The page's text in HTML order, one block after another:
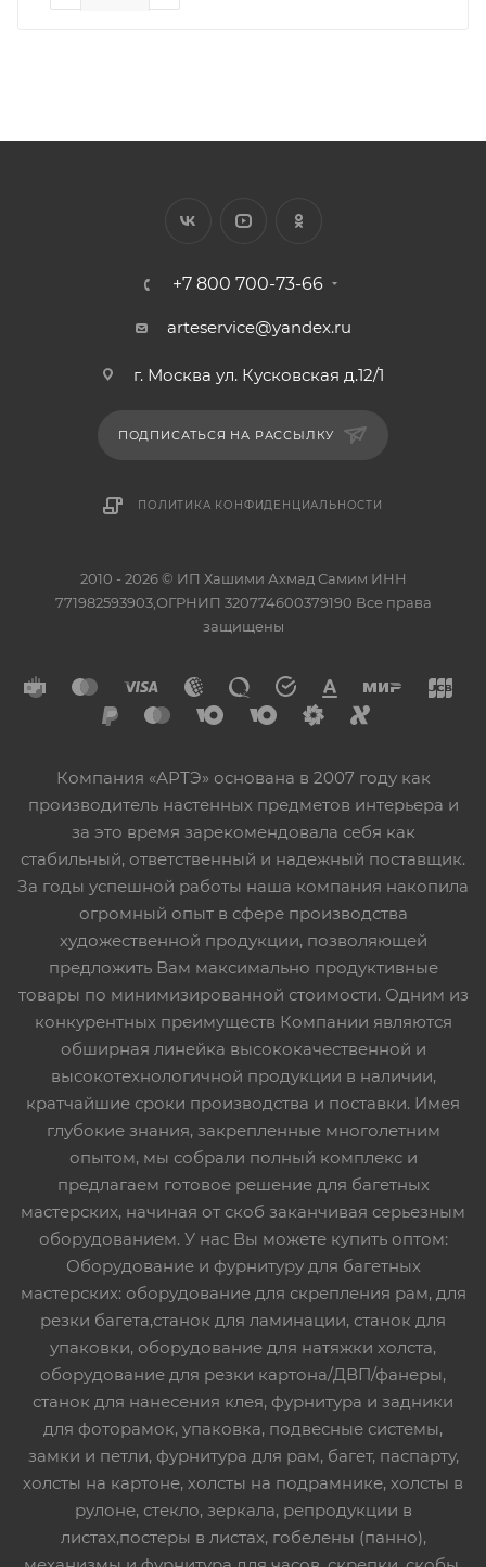
+7 800 700-73-66
arteservice@yandex.ru
г. Москва ул. Кусковская д.12/1
ПОДПИСАТЬСЯ НА РАССЫЛКУ
ПОЛИТИКА КОНФИДЕНЦИАЛЬНОСТИ
2010 - 2026 © ИП Хашими Ахмад Самим ИНН
771982593903,ОГРНИП 320774600379190 Все права
защищены
Компания «АРТЭ» основана в 2007 году как
производитель настенных предметов интерьера и
за это время зарекомендовала себя как
стабильный, ответственный и надежный поставщик.
За годы успешной работы наша компания накопила
огромный опыт в сфере производства
художественной продукции, позволяющей
предложить Вам максимально продуктивные
товары по минимизированной стоимости. Одним из
конкурентных преимуществ Компании являются
обширная линейка высококачественной и
высокотехнологичной продукции в наличии,
кратчайшие сроки производства и поставки. Имея
глубокие знания, закрепленные многолетним
опытом, мы собрали полный комплекс и
предлагаем готовое решение для багетных
мастерских, начиная от скоб заканчивая серьезным
оборудованием. У нас Вы можете купить оптом:
Оборудование и фурнитуру для багетных
мастерских: оборудование для скрепления рам, для
резки багета,станок для ламинации, станок для
упаковки, оборудование для натяжки холста,
оборудование для резки картона/ДВП/фанеры,
станок для нанесения клея, фурнитура и задники
для фоторамок, упаковка, подвесные системы,
замки и петли, фурнитура для рам, багет, паспарту,
холсты на картоне, холсты на подрамнике, холсты в
рулоне, стекло, зеркала, репродукции в
листах,постеры в листах, гобелены (панно),